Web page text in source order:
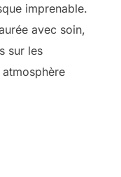
imprenable.
avec soin,
sur les